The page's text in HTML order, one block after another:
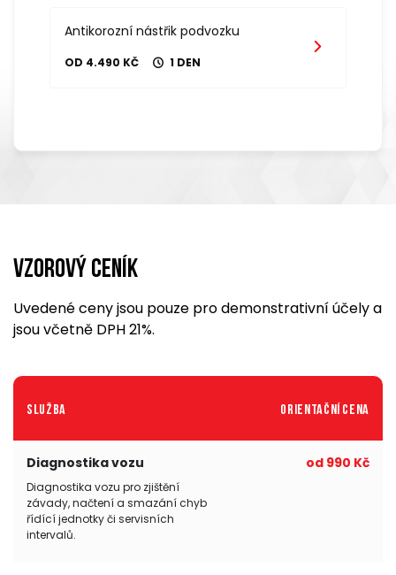
Antikorozní nástřik podvozku
OD 4.490 KČ 1 DEN
Vzorový ceník
Uvedené ceny jsou pouze pro demonstrativní účely a
jsou včetně DPH 21%.
Služba Orientační cena
Diagnostika vozu
Diagnostika vozu pro zjištění
závady, načtení a smazání chyb
řídící jednotky či servisních
intervalů.
od 990 Kč